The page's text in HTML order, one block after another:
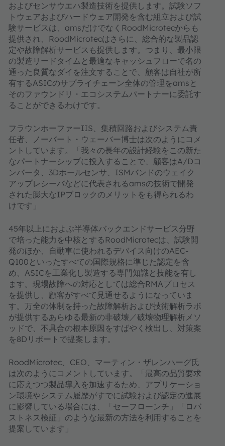
およびセンサウエハ製造技術を提供します。試験ソフ
トウェアおよびハードウェア開発を含む組立および試
験サービスは、amsだけでなくRoodMicrotecからも
提供され、RoodMicrotecはさらに、総合的な製品認
定や故障解析サービスも提供します。つまり、最小限
の製造リードタイムと最適なキャッシュフローで名の
通った良質なダイを注文することで、顧客は自社が所
有するASICのサプライチェーン全体の管理をamsと
そのファウンドリ・エコシステムパートナーに委託す
ることができるわけです。
フラウンホーファーIIS、集積回路およびシステム責
任者、ノーバート・ウェーバー博士は次のようにコメ
ントしています。「我々の長年の設計経験をこの新た
なパートナーシップに投入することで、顧客はA/Dコ
ンバータ、3Dホールセンサ、ISMバンドのウェイク
アップレシーバなどに代表されるamsの技術で開発
された膨大なIPブロックのメリットをも得られるわ
けです」
45年以上におよぶ半導体バックエンドサービス分野
で培った能力を中核とするRoodMicrotecは、試験開
発のほか、自動車に使われるデバイス向けのAEC-
Q100といったすべての国際規格に準じた認定を含
め、ASICを工業化し製造する専門知識と技能を有し
ます。現場故障への対応としては総合RMAプロセス
を提供し、顧客がすべて見通せるようになっていま
す。万全の体制を持った故障解析および技術解析ラボ
が提供するあらゆる最新の非破壊／破壊物理解析メソ
ッドで、不具合の根本原因をすばやく検出し、対策案
を8Dリポートで提案します。
RoodMicrotec、CEO、マーティン・ザレンハーグ氏
は次のようにコメントしています。「最高の品質要求
に応えつつ製品導入を加速するため、アプリケーショ
ン環境やシステム履歴がすでに試験および認定の進展
に影響している場合には、「セーフローンチ」「ロバ
ストネス検証」のような最新の方法を利用することを
提案しています」